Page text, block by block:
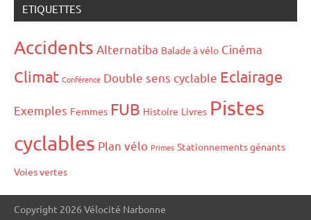
ETIQUETTES
Accidents Alternatiba Balade à vélo Cinéma
Climat Conférence Double sens cyclable Eclairage
Exemples Femmes FUB Histoire Livres Pistes
cyclables Plan vélo Primes Stationnements génants
Voies vertes
Copyright 2026 Vélocité Narbonne